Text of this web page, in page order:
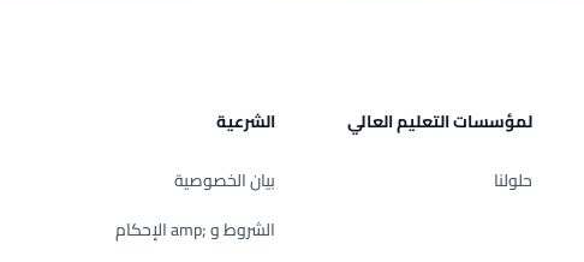
لمؤسسات التعليم العالي
حلولنا
الشرعية
بيان الخصوصية
الشروط و ;amp الإحكام